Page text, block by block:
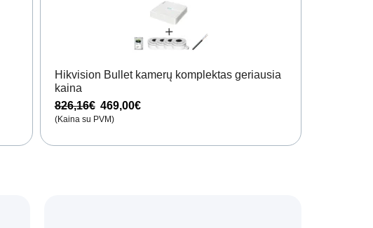
Hikvision Bullet kamerų komplektas geriausia
kaina
826,16€ 469,00€
(Kaina su PVM)